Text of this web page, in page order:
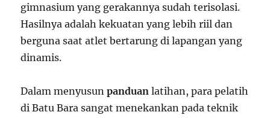
gimnasium yang gerakannya sudah terisolasi.
Hasilnya adalah kekuatan yang lebih riil dan
berguna saat atlet bertarung di lapangan yang
dinamis.
Dalam menyusunpanduan latihan, para pelatih
di Batu Bara sangat menekankan pada teknik